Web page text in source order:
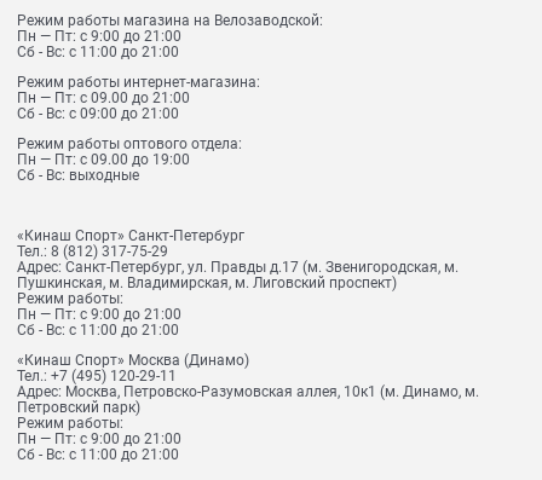
Режим работы магазина на Велозаводской:
Пн — Пт: с 9:00 до 21:00
Сб - Вс: с 11:00 до 21:00
Режим работы интернет-магазина:
Пн — Пт: с 09.00 до 21:00
Сб - Вс: с 09:00 до 21:00
Режим работы оптового отдела:
Пн — Пт: с 09.00 до 19:00
Сб - Вс: выходные
«Кинаш Спорт» Санкт-Петербург
Тел.: 8 (812) 317-75-29
Адрес: Санкт-Петербург, ул. Правды д.17 (м. Звенигородская, м.
Пушкинская, м. Владимирская, м. Лиговский проспект)
Режим работы:
Пн — Пт: с 9:00 до 21:00
Сб - Вс: с 11:00 до 21:00
«Кинаш Спорт» Москва (Динамо)
Тел.: +7 (495) 120-29-11
Адрес: Москва, Петровско-Разумовская аллея, 10к1 (м. Динамо, м.
Петровский парк)
Режим работы:
Пн — Пт: с 9:00 до 21:00
Сб - Вс: с 11:00 до 21:00